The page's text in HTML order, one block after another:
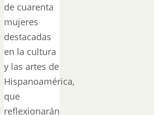
de cuarenta
mujeres
destacadas
en la cultura
y las artes de
Hispanoamérica,
que
reflexionarán